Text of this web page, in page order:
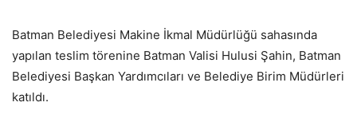
Batman Belediyesi Makine İkmal Müdürlüğü sahasında
yapılan teslim törenine Batman Valisi Hulusi Şahin, Batman
Belediyesi Başkan Yardımcıları ve Belediye Birim Müdürleri
katıldı.